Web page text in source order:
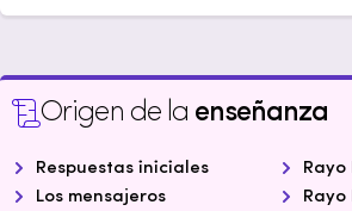
Origen de la enseñanza
Respuestas iniciales
Los mensajeros
Rayo
Rayo